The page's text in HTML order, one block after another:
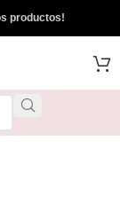
productos!